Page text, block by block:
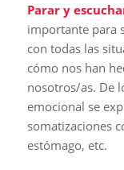
Parar y
importante para
con todas las
cómo nos han
nosotros/as. De
emocional se
somatizaciones
estómago, etc.